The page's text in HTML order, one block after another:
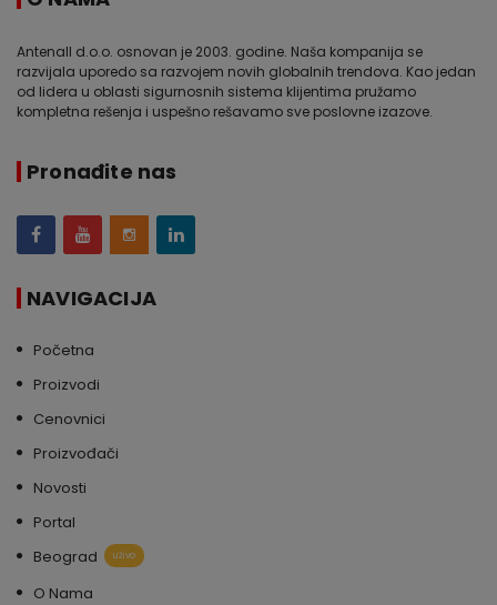
Antenall d.o.o. osnovan je 2003. godine. Naša kompanija se
razvijala uporedo sa razvojem novih globalnih trendova. Kao jedan
od lidera u oblasti sigurnosnih sistema klijentima pružamo
kompletna rešenja i uspešno rešavamo sve poslovne izazove.
Pronađite nas
NAVIGACIJA
Početna
Proizvodi
Cenovnici
Proizvođači
Novosti
Portal
Beograd
uživo
O Nama